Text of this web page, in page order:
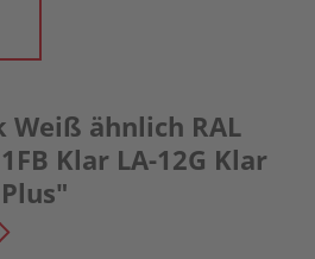
ähnlich RAL
Klar LA-12G Klar